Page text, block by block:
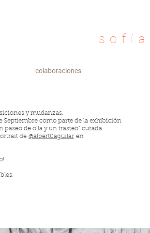
colaboraciones
y mudanzas.
Septiembre como parte de la exhibición
de olla y un trasteo” curada
de @albert0aguilar en